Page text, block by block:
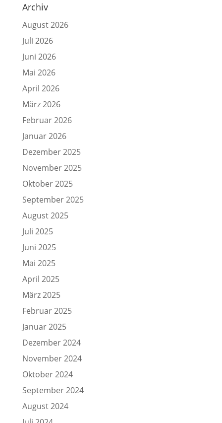
Archiv
August 2026
Juli 2026
Juni 2026
Mai 2026
April 2026
März 2026
Februar 2026
Januar 2026
Dezember 2025
November 2025
Oktober 2025
September 2025
August 2025
Juli 2025
Juni 2025
Mai 2025
April 2025
März 2025
Februar 2025
Januar 2025
Dezember 2024
November 2024
Oktober 2024
September 2024
August 2024